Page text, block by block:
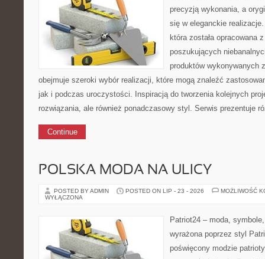
precyzją wykonania, a
się w eleganckie
która została opracowana
poszukujących
produktów wykonywanych
obejmuje szeroki wybór realizacji, które mogą znaleźć
jak i podczas uroczystości. Inspiracją do tworzenia kolejnych
rozwiązania, ale również ponadczasowy styl. Serwis prezentuje
Continue
POLSKA MODA NA ULICY
POSTED BY ADMIN POSTED ON LIP - 23 - 2026
MOŻLIWOŚĆ
WYŁĄCZONA
Patriot24 – moda,
wyrażona poprzez styl
poświęcony modzie